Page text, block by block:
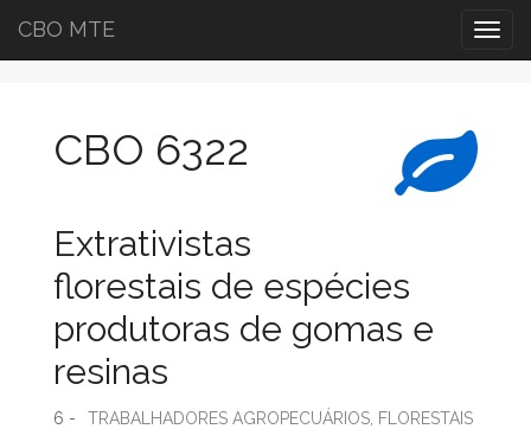
CBO MTE
CBO 6322
Extrativistas
florestais de espécies
produtoras de gomas e
resinas
6 -
TRABALHADORES AGROPECUÁRIOS, FLORESTAIS